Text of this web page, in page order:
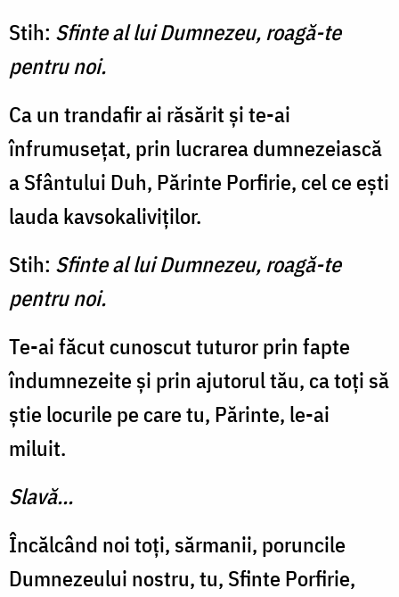
Stih: Sfinte al lui Dumnezeu, roagă-te
pentru noi.
Ca un trandafir ai răsărit și te-ai
înfrumusețat, prin lucrarea dumnezeiască
a Sfântului Duh, Părinte Porfirie, cel ce ești
lauda kavsokaliviților.
Stih: Sfinte al lui Dumnezeu, roagă-te
pentru noi.
Te-ai făcut cunoscut tuturor prin fapte
îndumnezeite și prin ajutorul tău, ca toți să
știe locurile pe care tu, Părinte, le-ai
miluit.
Slavă...
Încălcând noi toți, sărmanii, poruncile
Dumnezeului nostru, tu, Sfinte Porfirie,